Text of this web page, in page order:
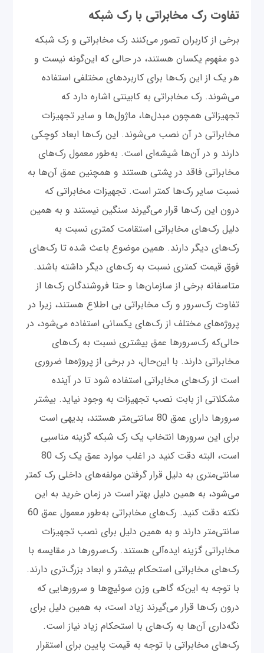
تفاوت رک مخابراتی با رک شبکه
برخی از کاربران تصور می‌کنند رک مخابراتی و رک شبکه
دو مفهوم یکسان هستند، در حالی که این‌گونه نیست و
هر یک از این رک‌ها برای کاربردهای مختلفی استفاده
می‌شوند. رک مخابراتی به کابینتی اشاره دارد که
تجهیزاتی همچون مبدل‌ها، ماژول‌ها و سایر تجهیزات
مخابراتی در آن نصب می‌شوند. این رک‌ها ابعاد کوچکی
دارند و در آن‌ها شیشه‌ای است. به‌طور معمول رک‌های
مخابراتی فاقد در پشتی هستند و همچنین عمق آن‌ها به
نسبت سایر رک‌ها کمتر است. تجهیزات مخابراتی که
درون این رک‌ها قرار می‌گیرند سنگین نیستند و به همین
دلیل رک‌های مخابراتی استقامت کمتری نسبت به
رک‌های دیگر دارند. همین موضوع باعث شده تا رک‌های
فوق قیمت کمتری نسبت به رک‌های دیگر داشته باشند.
متاسفانه برخی از سازمان‌ها و حتا فروشندگان رک‌ها از
تفاوت رک‌سرور و رک مخابراتی بی اطلاع هستند، زیرا در
پروژه‌های مختلف از رک‌های یکسانی استفاده می‌شود، در
حالی‌که رک‌سرورها عمق بیشتری نسبت به رک‌های
مخابراتی دارند. با این‌حال، در برخی از پروژه‌ها ضروری
است از رک‌های مخابراتی استفاده شود تا در آینده
مشکلاتی از بابت نصب تجهیزات به وجود نیاید. بیشتر
سرورها دارای عمق 80 سانتی‌متر هستند، بدیهی است
برای این سرورها انتخاب یک رک شبکه گزینه مناسبی
است، البته دقت کنید در اغلب موارد عمق یک رک 80
سانتی‌متری به دلیل قرار گرفتن مولفه‌های داخلی رک کمتر
می‌شود، به همین دلیل بهتر است در زمان خرید به این
نکته دقت کنید. رک‌های مخابراتی به‌طور معمول عمق 60
سانتی‌متر دارند و به همین دلیل برای نصب تجهیزات
مخابراتی گزینه ایده‌آلی هستند. رک‌سرورها در مقایسه با
رک‌های مخابراتی استحکام بیشتر و ابعاد بزرگ‌تری دارند.
با توجه به این‌که گاهی وزن سوئیچ‌ها و سرورهایی که
درون رک‌ها قرار می‌گیرند زیاد است، به همین دلیل برای
نگه‌داری آن‌ها به رک‌های با استحکام زیاد نیاز است.
رک‌های مخابراتی با توجه به قیمت پایین برای استقرار